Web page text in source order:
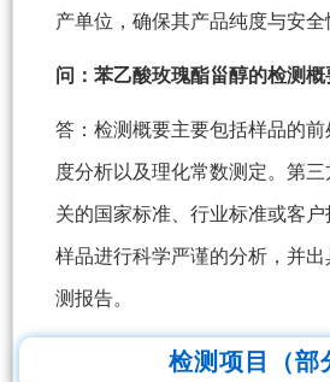
产单位，确保其产品纯度与安全
问：苯乙酸玫瑰酯甾醇的检测
答：检测概要主要包括样品的
度分析以及理化常数测定。第
关的国家标准、行业标准或客
样品进行科学严谨的分析，并
测报告。
检测项目（部